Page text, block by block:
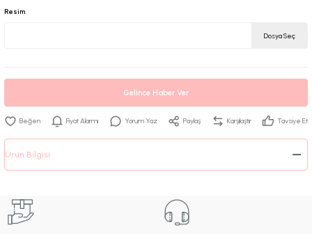
Resim
Dosya Seç
Gelince Haber Ver
Fiyat Alarmı Yorum Yaz Paylaş Karşılaştır Tavsiye Et
Ürün Bilgisi